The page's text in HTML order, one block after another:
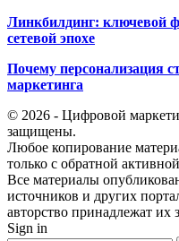
Линкбилдинг: ключевой
сетевой эпохе
Почему персонализация
маркетинга
© 2026 - Цифровой
защищены.
Любое копирование
только с обратной
Все материалы
источников и других
авторство принадлежат их
Sign in